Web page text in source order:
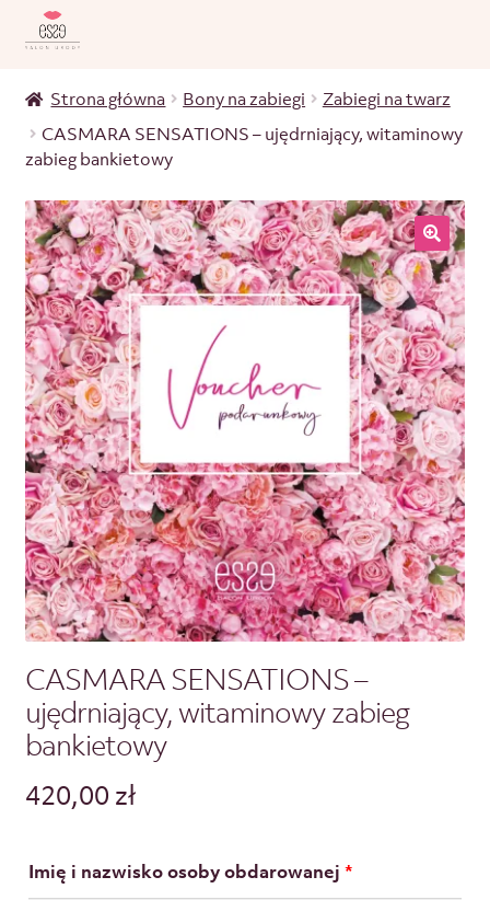
Strona główna Bony na zabiegi
Zabiegi na twarz
CASMARA SENSATIONS – ujędrniający, witaminowy
zabieg bankietowy
CASMARA SENSATIONS –
ujędrniający, witaminowy zabieg
bankietowy
420,00 zł
Imię i nazwisko osoby obdarowanej *